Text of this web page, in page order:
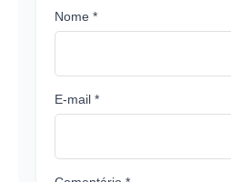
Nome *
E-mail *